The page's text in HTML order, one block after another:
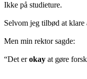
Ikke på studieture.
Selvom jeg tilbød at klare
Men min rektor sagde:
“Det erokay at gøre